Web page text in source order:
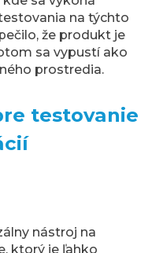
na týchto
že produkt je
sa vypustí ako
prostredia.
testovanie
nástroj na
ktorý je ľahko